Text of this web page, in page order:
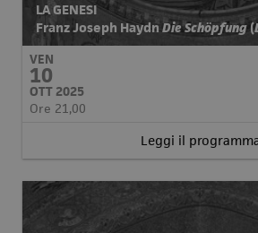
LA GENESI
Franz Joseph Haydn Die Schöpfung(
VEN
10
OTT 2025
Ore 21,00
Leggi il